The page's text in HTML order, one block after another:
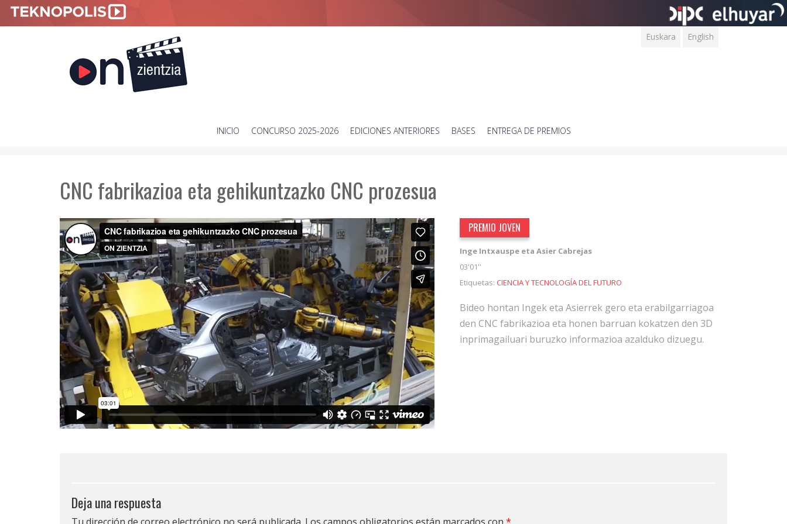
Euskara English
SKIP
INICIO CONCURSO 2025-2026 EDICIONES ANTERIORES BASES ENTREGA DE PREMIOS
CNC fabrikazioa eta gehikuntzazko CNC prozesua
PREMIO JOVEN
Inge Intxauspe eta Asier Cabrejas
03'01''
Etiquetas: CIENCIA Y TECNOLOGÍA DEL FUTURO
Bideo hontan Ingek eta Asierrek gero eta erabilgarriagoa
den CNC fabrikazioa eta honen barruan kokatzen den 3D
inprimagailuari buruzko informazioa azalduko dizuegu.
Deja una respuesta